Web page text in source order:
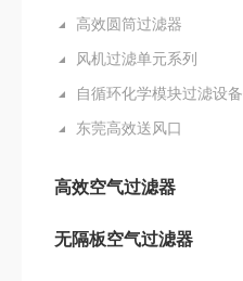
高效圆筒过滤器
风机过滤单元系列
自循环化学模块过滤设备
东莞高效送风口
高效空气过滤器
无隔板空气过滤器